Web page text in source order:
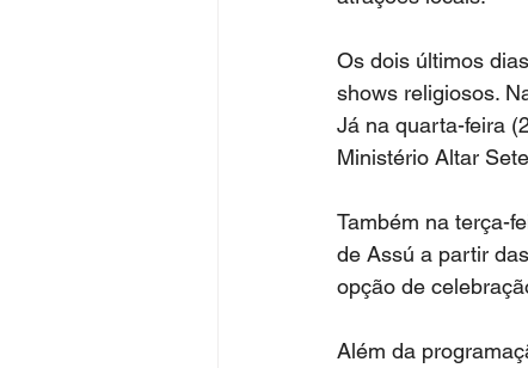
Os dois últimos
shows religiosos.
Já na quarta-feira
Ministério Altar
Também na terça-
de Assú a partir
opção de
Além da